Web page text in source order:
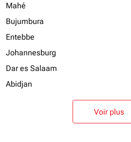
Mahé
Bujumbura
Entebbe
Johannesburg
Dar es Salaam
Abidjan
Voir plus